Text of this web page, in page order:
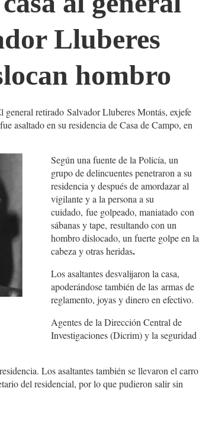
Lluberes
hombro
general retirado Salvador Lluberes Montás, exjefe
fue asaltado en su residencia de Casa de Campo, en
Según una fuente de la Policía, un
grupo de delincuentes penetraron a su
residencia y después de amordazar al
vigilante y a la persona a su
cuidado, fue golpeado, maniatado con
sábanas y tape, resultando con un
hombro dislocado, un fuerte golpe en la
cabeza y otras heridas.
Los asaltantes desvalijaron la casa,
apoderándose también de las armas de
reglamento, joyas y dinero en efectivo.
Agentes de la Dirección Central de
Investigaciones (Dicrim) y la seguridad
Los asaltantes también se llevaron el carro
del residencial, por lo que pudieron salir sin